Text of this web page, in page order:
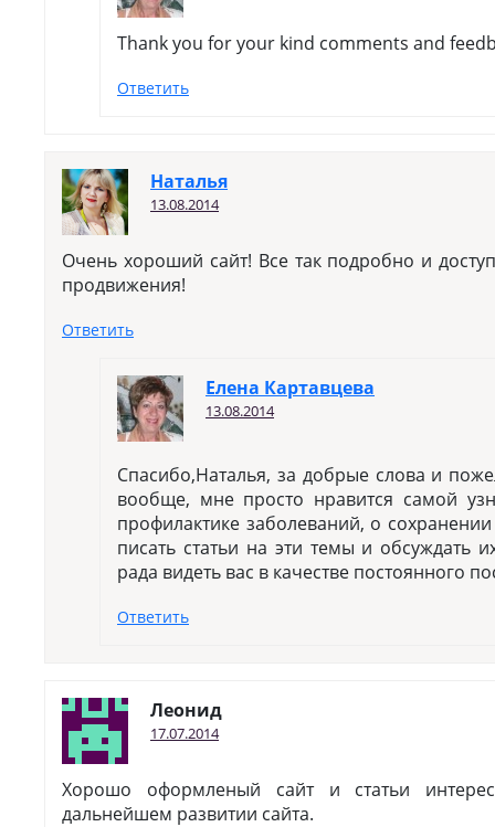
Thank you for your kind comments and
Ответить
Наталья
13.08.2014
Очень хороший сайт! Все так подробно и
продвижения!
Ответить
Елена Картавцева
13.08.2014
Спасибо,Наталья, за добрые слова и
вообще, мне просто нравится самой
профилактике заболеваний, о
писать статьи на эти темы и обсуждать
рада видеть вас в качестве постоянного
Ответить
Леонид
17.07.2014
Хорошо оформленый сайт и статьи
дальнейшем развитии сайта.